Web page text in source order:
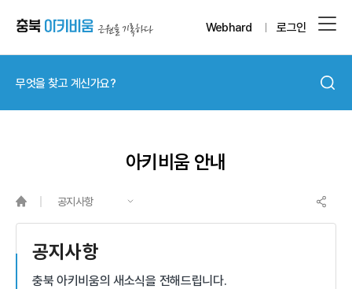
Webhard 로그인
아키비움 안내
공지사항
공지사항
충북 아키비움의 새소식을 전해드립니다.​